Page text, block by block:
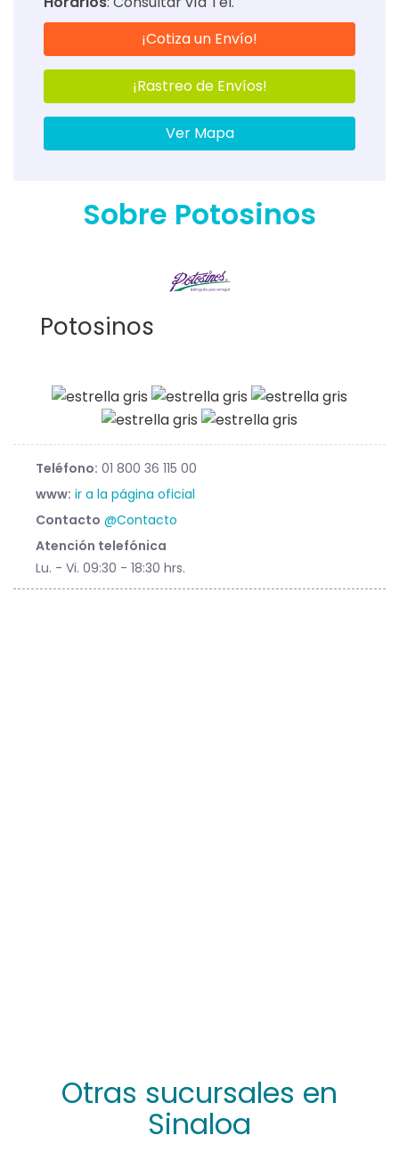
¡Cotiza un Envío!
¡Rastreo de Envíos!
Ver Mapa
Sobre Potosinos
Potosinos
Teléfono: 01 800 36 115 00
www: ir a la página oficial
Contacto @Contacto
Atención telefónica
Lu. - Vi. 09:30 - 18:30 hrs.
Otras sucursales en
Sinaloa